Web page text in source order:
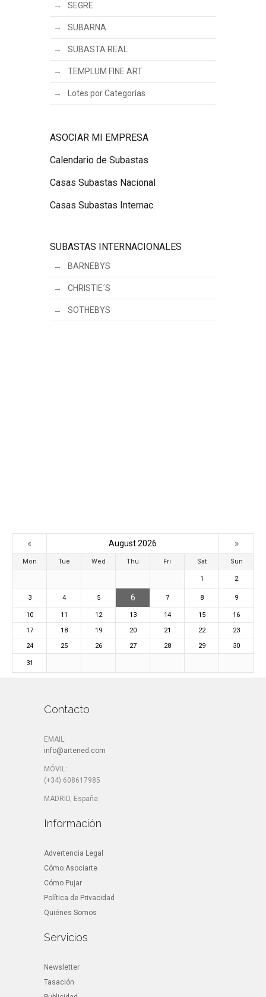
SEGRE
SUBARNA
SUBASTA REAL
TEMPLUM FINE ART
Lotes por Categorías
ASOCIAR MI EMPRESA
Calendario de Subastas
Casas Subastas Nacional
Casas Subastas Internac.
SUBASTAS INTERNACIONALES
BARNEBYS
CHRISTIE´S
SOTHEBYS
« August 2026 »
Mon Tue Wed Thu Fri Sat Sun
1 2
3 4 5 6 7 8 9
10 11 12 13 14 15
16
17
18 19 20 21 22
23
24
25 26 27 28 29 30
31
Contacto
EMAIL:
info@artened.com
MÓVIL:
(+34) 608617985
MADRID, España
Información
Advertencia Legal
Cómo Asociarte
Cómo Pujar
Política de Privacidad
Quiénes Somos
Servicios
Newsletter
Tasación